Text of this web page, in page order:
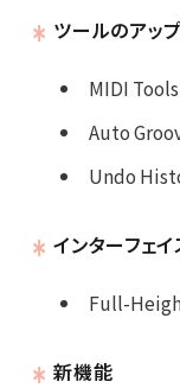
ツールのアッ
MIDI Tools
Auto
Undo
インターフェ
Full-
新機能